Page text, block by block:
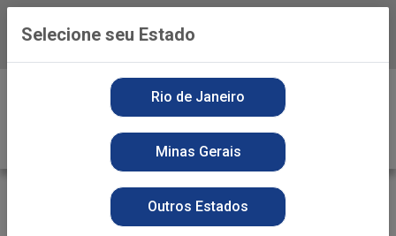
Baixe já o APP da Playvender
FRALDA GERIATRICA
HIGIENE PESSOAL FRALDA GERIATRICA
Selecione seu Estado
Rio de Janeiro
Minas Gerais
Outros Estados